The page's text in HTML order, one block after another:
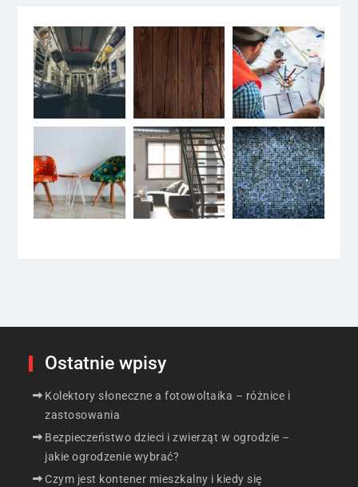
Ostatnie wpisy
Kolektory słoneczne a fotowoltaika – różnice i
zastosowania
Bezpieczeństwo dzieci i zwierząt w ogrodzie –
jakie ogrodzenie wybrać?
Czym jest kontener mieszkalny i kiedy się